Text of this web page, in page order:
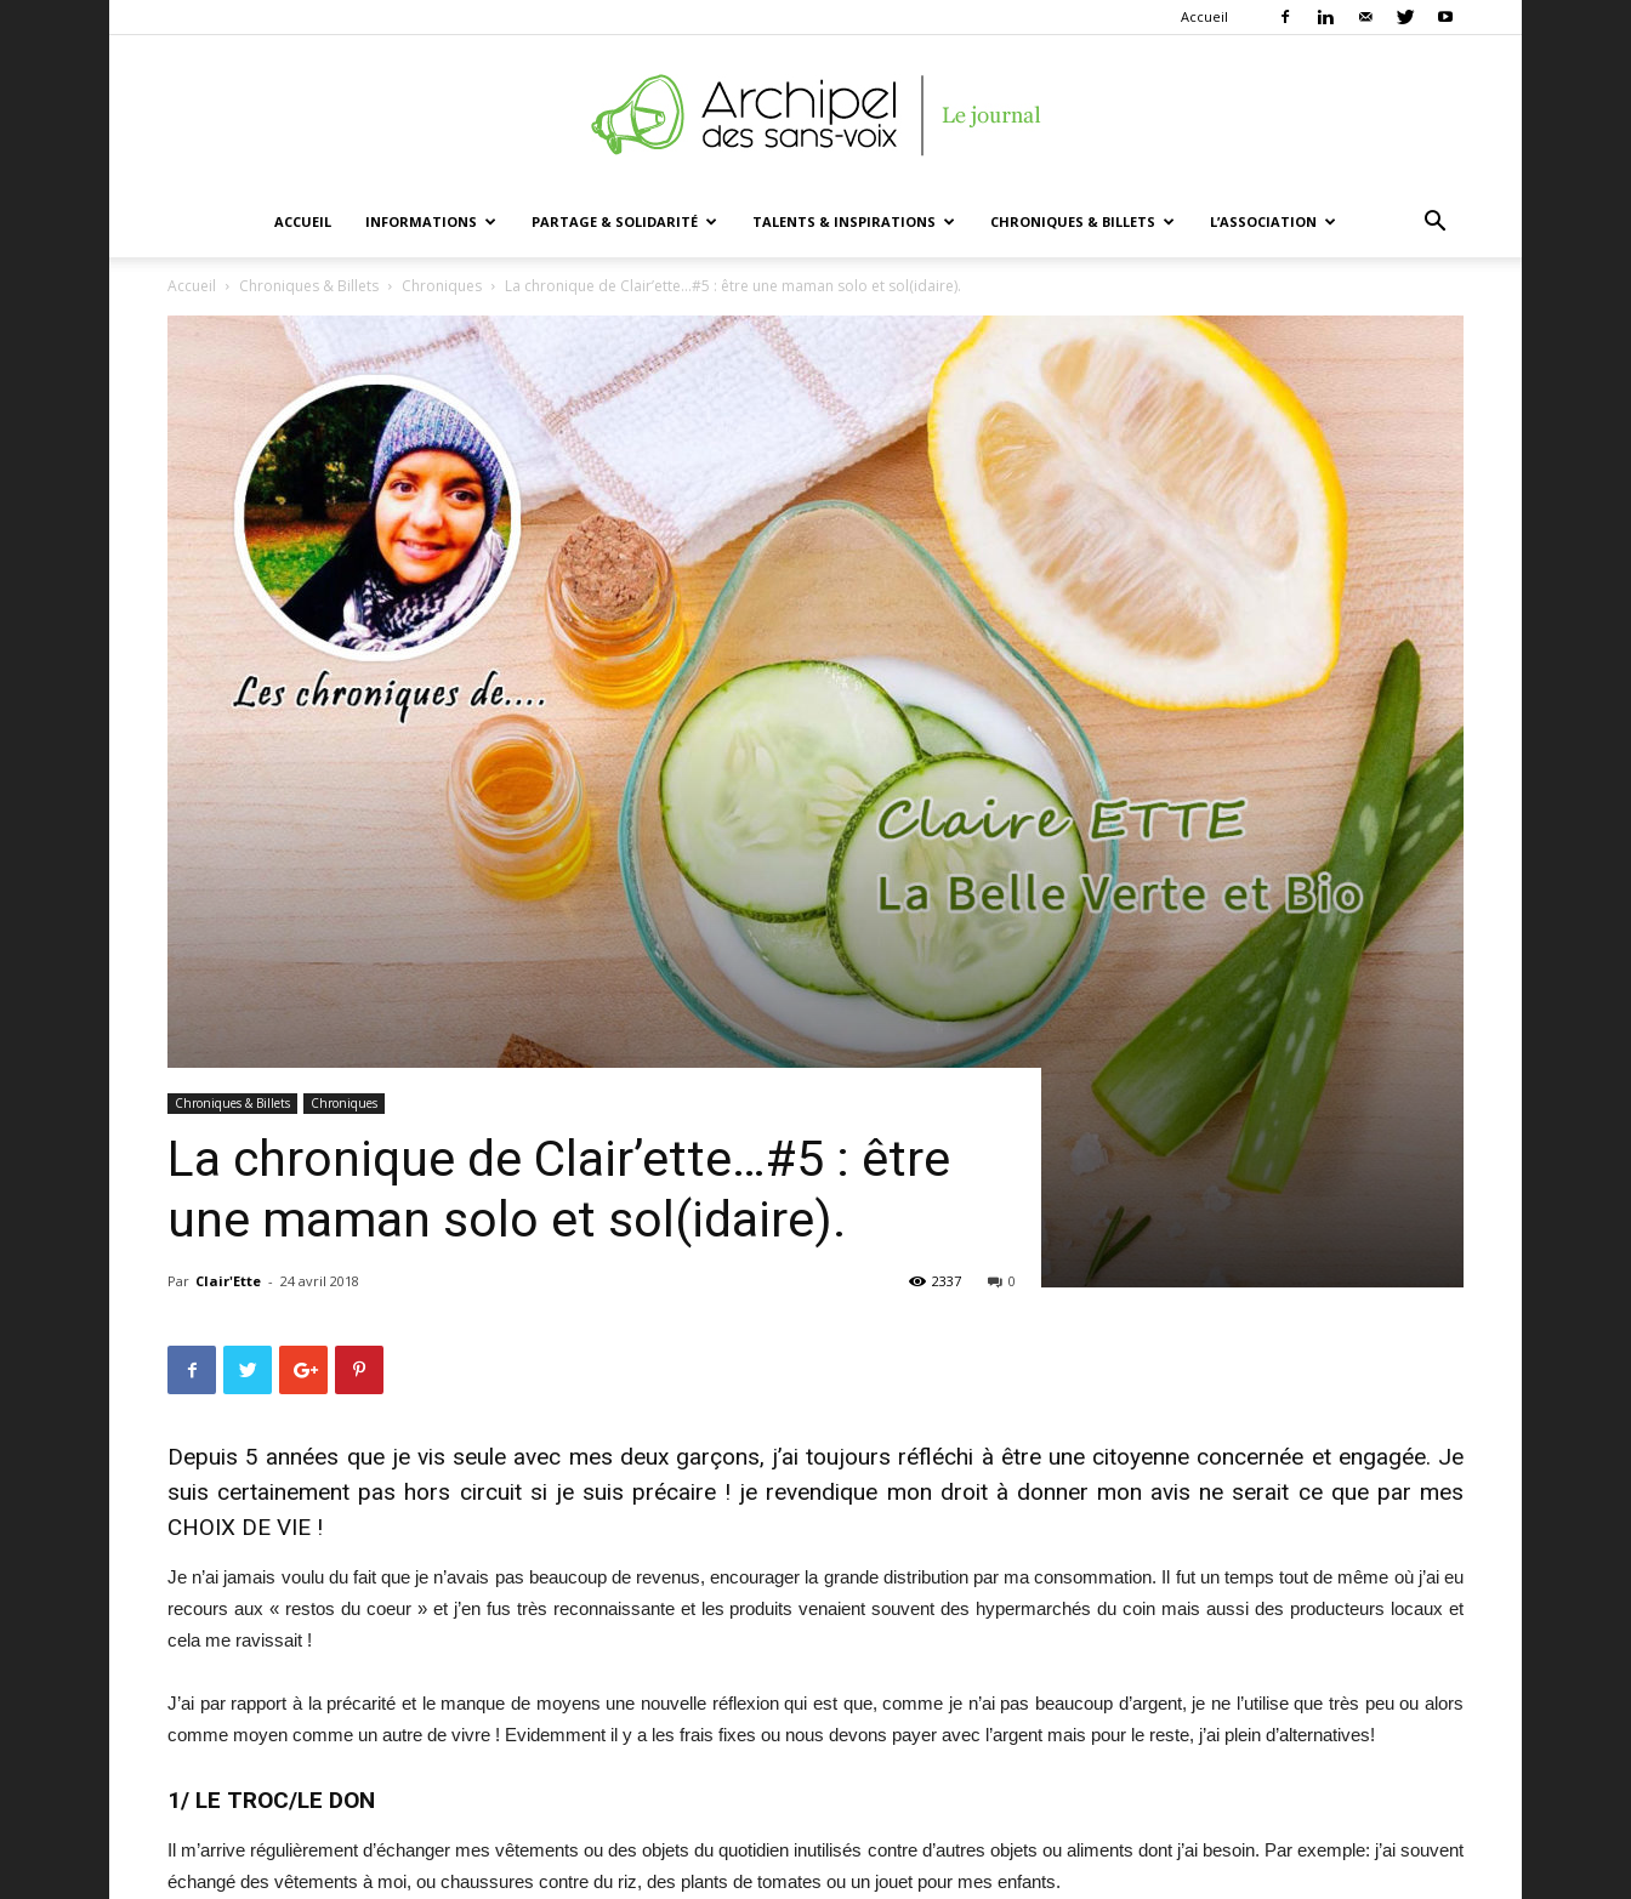
Accueil
des
sans-
ACCUEIL INFORMATIONS PARTAGE & SOLIDARITÉ TALENTS & INSPIRATIONS CHRONIQUES & BILLETS L’ASSOCIATION
Accueil Chroniques & Billets Chroniques La chronique de Clair’ette…#5 : être une maman solo et sol(idaire).
Chroniques & Billets Chroniques
La chronique de Clair’ette…#5 : être
une maman solo et sol(idaire).
Par Clair'Ette - 24 avril 2018 0
2337
Depuis 5 années que je vis seule avec mes deux garçons, j’ai toujours réfléchi à être une citoyenne concernée et engagée. Je
suis certainement pas hors circuit si je suis précaire ! je revendique mon droit à donner mon avis ne serait ce que par mes
CHOIX DE VIE !
Je n’ai jamais voulu du fait que je n’avais pas beaucoup de revenus, encourager la grande distribution par ma consommation. Il fut un temps tout de même où j’ai eu
recours aux « restos du coeur » et j’en fus très reconnaissante et les produits venaient souvent des hypermarchés du coin mais aussi des producteurs locaux et
cela me ravissait !
J’ai par rapport à la précarité et le manque de moyens une nouvelle réflexion qui est que, comme je n’ai pas beaucoup d’argent, je ne l’utilise que très peu ou alors
comme moyen comme un autre de vivre ! Evidemment il y a les frais fixes ou nous devons payer avec l’argent mais pour le reste, j’ai plein d’alternatives!
1/ LE TROC/LE DON
Il m’arrive régulièrement d’échanger mes vêtements ou des objets du quotidien inutilisés contre d’autres objets ou aliments dont j’ai besoin. Par exemple: j’ai souvent
échangé des vêtements à moi, ou chaussures contre du riz, des plants de tomates ou un jouet pour mes enfants.